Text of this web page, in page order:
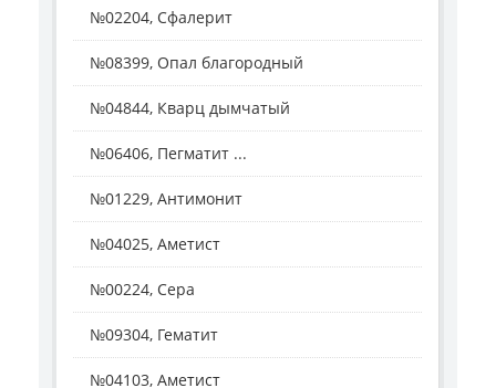
№02204, Сфалерит
№08399, Опал благородный
№04844, Кварц дымчатый
№06406, Пегматит ...
№01229, Антимонит
№04025, Аметист
№00224, Сера
№09304, Гематит
№04103, Аметист